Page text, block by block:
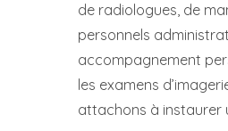
de radiologues, de
personnels
accompagnement
les examens
attachons à instaurer